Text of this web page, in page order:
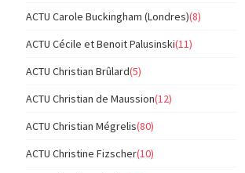
ACTU Carole Buckingham (Londres)(8)
ACTU Cécile et Benoit Palusinski(11)
ACTU Christian Brûlard(5)
ACTU Christian de Maussion(12)
ACTU Christian Mégrelis(80)
ACTU Christine Fizscher(10)